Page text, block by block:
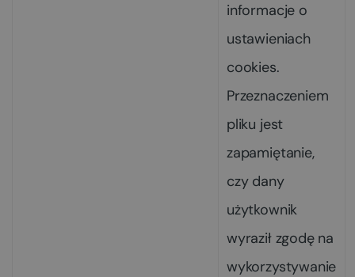
informacje o
ustawieniach
cookies.
Przeznaczeniem
pliku jest
zapamiętanie,
czy dany
użytkownik
wyraził zgodę na
wykorzystywanie